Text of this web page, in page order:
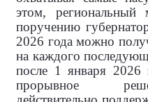
этом, региональный
поручению
2026 года можно
на каждого
после 1 января 2026
прорывное